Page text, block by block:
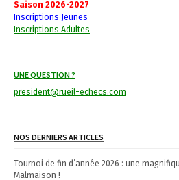
a
i
g
t
i
Saison 2026-2027
Inscriptions Jeunes
Inscriptions Adultes
UNE QUESTION ?
president@rueil-echecs.com
NOS DERNIERS ARTICLES
Tournoi de fin d’année 2026 : une
Malmaison !